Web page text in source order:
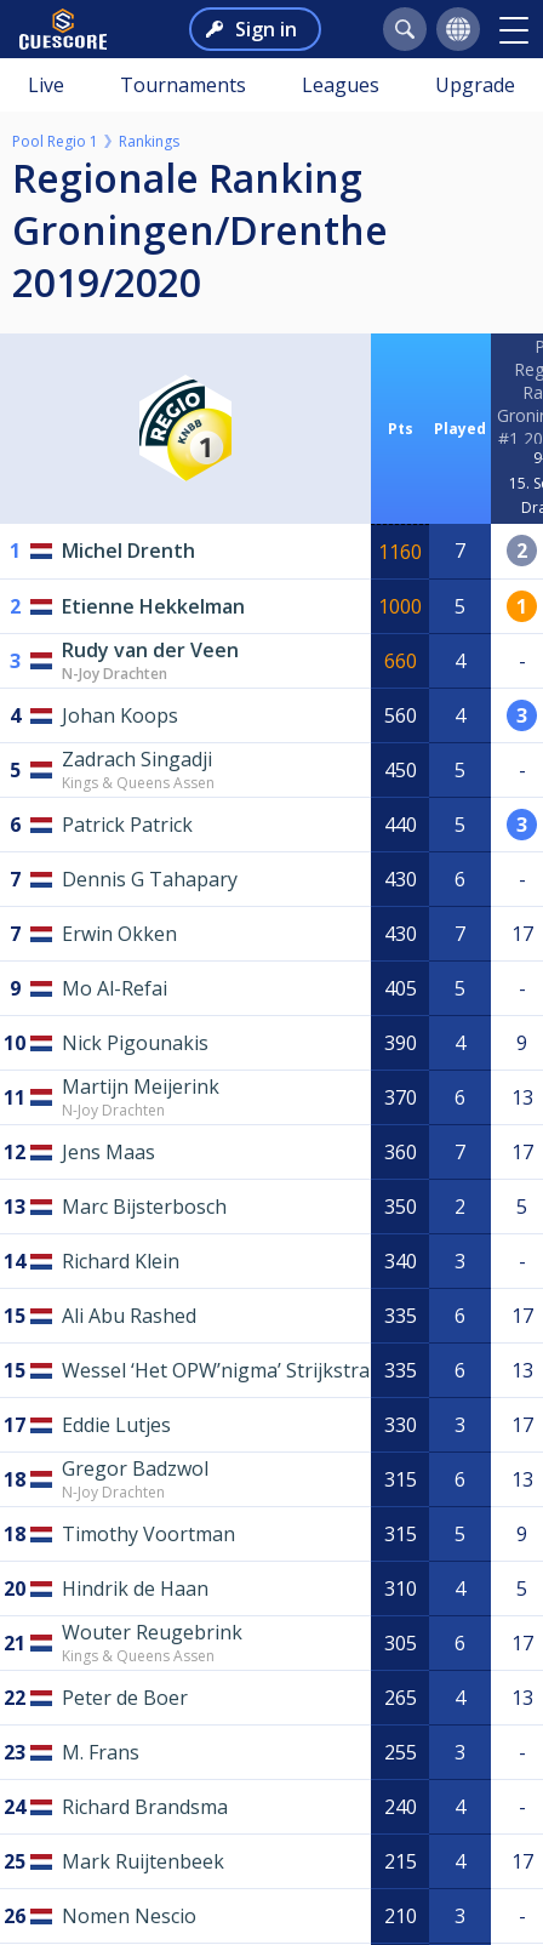
Sign in
Live Tournaments Leagues Upgrade
Pool Regio 1 Rankings
Regionale Ranking
Groningen/Drenthe
2019/2020
Pts Played
#1
15.
1 Michel Drenth 1160 7 2
2 Etienne Hekkelman 1000 5 1
3 Rudy van der Veen
N-Joy Drachten 660 4 -
4 Johan Koops 560 4 3
5 Zadrach Singadji
Kings & Queens Assen 450 5 -
6 Patrick Patrick 440 5 3
7 Dennis G Tahapary 430 6 -
7 Erwin Okken 430 7 17
9 Mo Al-Refai 405 5 -
10 Nick Pigounakis 390 4 9
11 Martijn Meijerink
N-Joy Drachten 370 6 13
12 Jens Maas 360 7 17
13 Marc Bijsterbosch 350 2 5
14 Richard Klein 340 3 -
15 Ali Abu Rashed 335 6 17
15 Wessel ‘Het OPW’nigma’ Strijkstra 335 6 13
17 Eddie Lutjes 330 3 17
18 Gregor Badzwol
N-Joy Drachten 315 6 13
18 Timothy Voortman 315 5 9
20 Hindrik de Haan 310 4 5
21 Wouter Reugebrink
Kings & Queens Assen 305 6 17
22 Peter de Boer 265 4 13
23 M. Frans 255 3 -
24 Richard Brandsma 240 4 -
25 Mark Ruijtenbeek 215 4 17
26 Nomen Nescio 210 3 -